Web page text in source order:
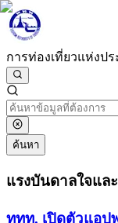
การท่องเที่ยวแห่งปร
ค้นหา
แรงบันดาลใจแล
ททท. เปิดตัวแอป